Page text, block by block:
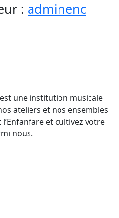
: adminenc
est une institution musicale
ateliers et nos ensembles
et cultivez votre
nous.